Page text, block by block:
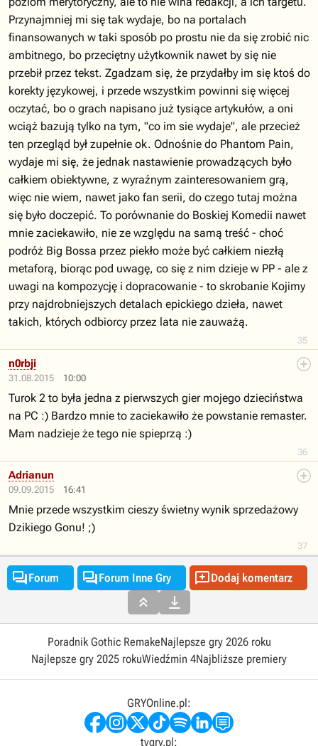
35
Przynajmniej mi się tak wydaje, bo na portalach
finansowanych w taki sposób po prostu nie da się zrobić nic
ambitnego, bo przeciętny użytkownik nawet by się nie
przebił przez tekst. Zgadzam się, że przydałby im się ktoś do
korekty językowej, i przede wszystkim powinni się więcej
oczytać, bo o grach napisano już tysiące artykułów, a oni
wciąż bazują tylko na tym, "co im sie wydaje", ale przecież
ten przegląd był zupełnie ok. Odnośnie do Phantom Pain,
wydaje mi się, że jednak nastawienie prowadzących było
całkiem obiektywne, z wyraźnym zainteresowaniem grą,
więc nie wiem, nawet jako fan serii, do czego tutaj można
się było doczepić. To porównanie do Boskiej Komedii nawet
mnie zaciekawiło, nie ze względu na samą treść - choć
podróż Big Bossa przez piekło może być całkiem niezłą
metaforą, biorąc pod uwagę, co się z nim dzieje w PP - ale z
uwagi na kompozycję i dopracowanie - to skrobanie Kojimy
przy najdrobniejszych detalach epickiego dzieła, nawet
takich, których odbiorcy przez lata nie zauważą.
31.08.2015 10:00
36
n0rbji
Turok 2 to była jedna z pierwszych gier mojego dzieciństwa
na PC :) Bardzo mnie to zaciekawiło że powstanie remaster.
Mam nadzieje że tego nie spieprzą :)
09.09.2015 16:41
37
Adrianun
Mnie przede wszystkim cieszy świetny wynik sprzedażowy
Dzikiego Gonu! ;)
Forum Forum Inne Gry Dodaj komentarz
 
Poradnik Gothic RemakeNajlepsze gry 2026 roku
Najlepsze gry 2025 rokuWiedźmin 4Najbliższe premiery
GRYOnline.pl:
tvgry.pl: